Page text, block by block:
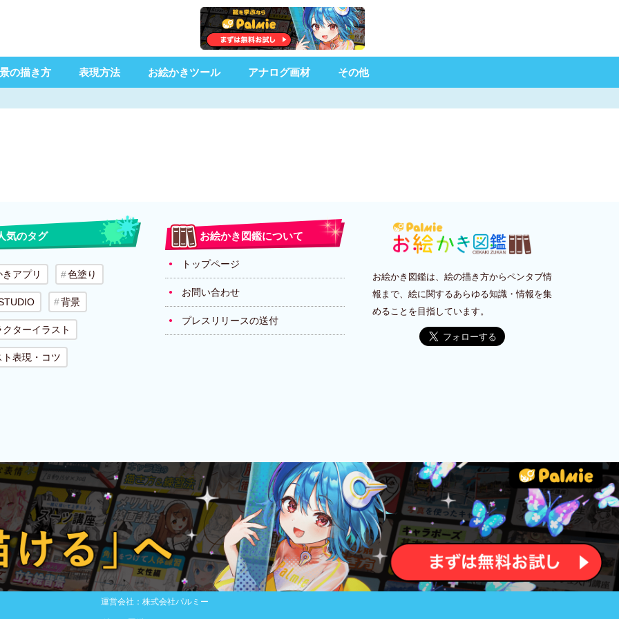
の描き方 表現方法 お絵かきツール アナログ画材 その他
気のタグ
アプリ 色塗り
背景
ターイラスト
ト表現・コツ
お絵かき図鑑について
トップページ
お問い合わせ
プレスリリースの送付
お絵かき図鑑は、絵の描き方からペンタブ情
報まで、絵に関するあらゆる知識・情報を集
めることを目指しています。
運営会社：株式会社パルミー